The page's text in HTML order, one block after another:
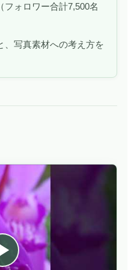
フォロワー合計7,500名
、写真素材への考え方を